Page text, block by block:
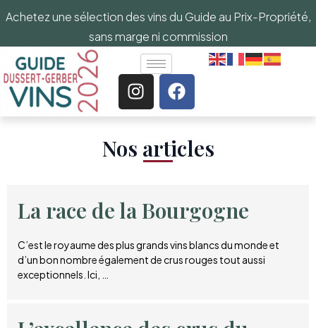
Achetez une sélection des vins du Guide au Prix-Propriété,
sans marge ni commission
Nos articles​
La race de la Bourgogne
C’est le royaume des plus grands vins blancs du monde et
d’un bon nombre également de crus rouges tout aussi
exceptionnels. Ici, …